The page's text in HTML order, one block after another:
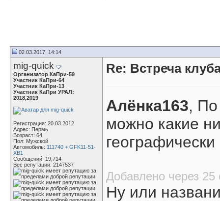
02.03.2017, 14:14
mig-quick
Организатор КаПри-59
Участник КаПри-64
Участник КаПри-13
Участник КаПри УРАЛ:
2018,2019
Регистрация: 20.03.2012
Адрес: Пермь
Возраст: 64
Пол: Мужской
Автомобиль: 111740 + GFK11-51-
XB1
Сообщений: 19,714
Вес репутации: 2147537
Re: Встреча
Алёнка163, По
можно какие
Добавлено через 25
Ну или